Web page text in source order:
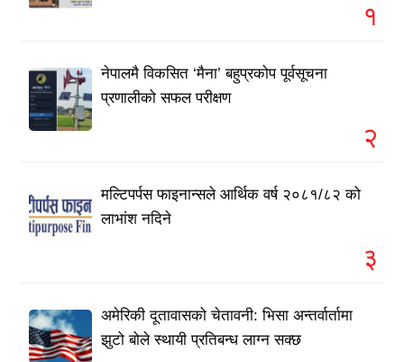
१
नेपालमै विकसित ‘मैना’ बहुप्रकोप पूर्वसूचना
प्रणालीको सफल परीक्षण
२
मल्टिपर्पस फाइनान्सले आर्थिक वर्ष २०८१/८२ को
लाभांश नदिने
३
अमेरिकी दूतावासको चेतावनी: भिसा अन्तर्वार्तामा
झुटो बोले स्थायी प्रतिबन्ध लाग्न सक्छ